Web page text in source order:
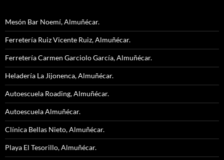
Mesón Bar Noemí, Almuñécar.
Ferretería Ruiz Vicente Ruiz, Almuñécar.
Ferretería Carmen Garciolo García, Almuñécar.
Heladería La Jijonenca, Almuñécar.
Autoescuela Roading, Almuñécar.
Autoescuela Almuñécar.
Clínica Bellas Nieto, Almuñécar.
Playa El Tesorillo, Almuñécar.